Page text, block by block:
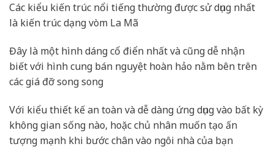
Các kiểu kiến trúc nổi tiếng thường được sử dụng nhất
là kiến trúc dạng vòm La Mã
Đây là một hình dáng cổ điển nhất và cũng dễ nhận
biết với hình cung bán nguyệt hoàn hảo nằm bên trên
các giá đỡ song song
Với kiểu thiết kế an toàn và dễ dàng ứng dụng vào bất kỳ
không gian sống nào, hoặc chủ nhân muốn tạo ấn
tượng mạnh khi bước chân vào ngôi nhà của bạn